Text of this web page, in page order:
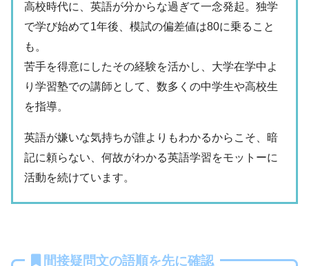
高校時代に、英語が分からな過ぎて一念発起。独学
で学び始めて1年後、模試の偏差値は80に乗ること
も。
苦手を得意にしたその経験を活かし、大学在学中よ
り学習塾での講師として、数多くの中学生や高校生
を指導。
英語が嫌いな気持ちが誰よりもわかるからこそ、暗
記に頼らない、何故がわかる英語学習をモットーに
活動を続けています。
間接疑問文の語順を先に確認